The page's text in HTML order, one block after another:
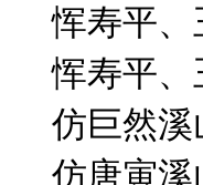
恽寿平、
恽寿平、
仿巨然溪
仿唐寅溪